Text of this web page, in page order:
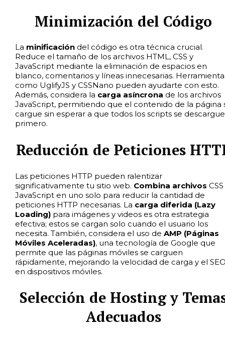
Minimización del Código
La minificacióndel código es otra técnica crucial.
Reduce el tamaño de los archivos HTML, CSS y
JavaScript mediante la eliminación de espacios en
blanco, comentarios y líneas innecesarias.
como UglifyJS y CSSNano pueden ayudarte con esto.
Además, considera la carga asíncrona de los archivos
JavaScript, permitiendo que el contenido de la página
cargue sin esperar a que todos los scripts se
primero.
Reducción de Peticiones
Las peticiones HTTP pueden ralentizar
significativamente tu sitio web. Combina archivos
JavaScript en uno solo para reducir la cantidad de
peticiones HTTP necesarias. La carga diferida (Lazy
Loading)para imágenes y videos es otra estrategia
efectiva; estos se cargan solo cuando el usuario los
necesita. También, considera el uso de AMP (Páginas
Móviles Aceleradas), una tecnología de Google que
permite que las páginas móviles se carguen
rápidamente, mejorando la velocidad de carga y el
en dispositivos móviles.
Selección de Hosting y
Adecuados